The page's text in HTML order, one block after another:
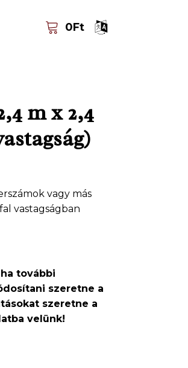
0Ft
m x 2,4
vagy más
vastagságban
további
szeretne a
szeretne a
velünk!